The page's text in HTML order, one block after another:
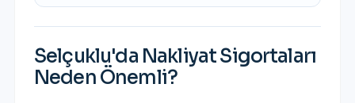
Selçuklu'da Nakliyat Sigortaları
Neden Önemli?